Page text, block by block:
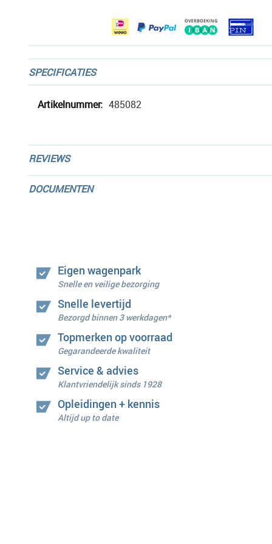
SPECIFICATIES
Meer
485082
REVIEWS
DOCUMENTEN
Eigen wagenpark
Snelle en veilige bezorging
Snelle levertijd
Bezorgd binnen 3 werkdagen*
Topmerken op voorraad
Gegarandeerde kwaliteit
Service & advies
Klantvriendelijk sinds 1928
Opleidingen + kennis
Altijd up to date